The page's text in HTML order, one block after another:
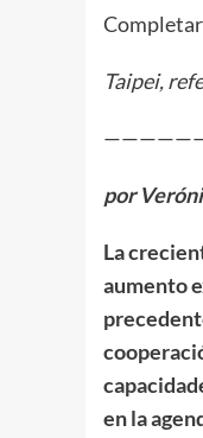
Taipei,
por
La
aumento
en la